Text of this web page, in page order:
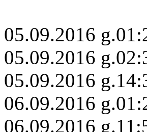
05.09.2016
05.09.2016
05.09.2016
06.09.2016
06.09.2016